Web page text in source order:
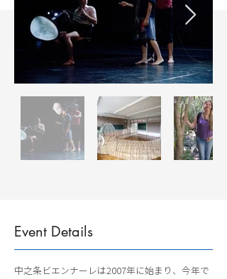
Event Details
中之条ビエンナーレは2007年に始まり、今年で